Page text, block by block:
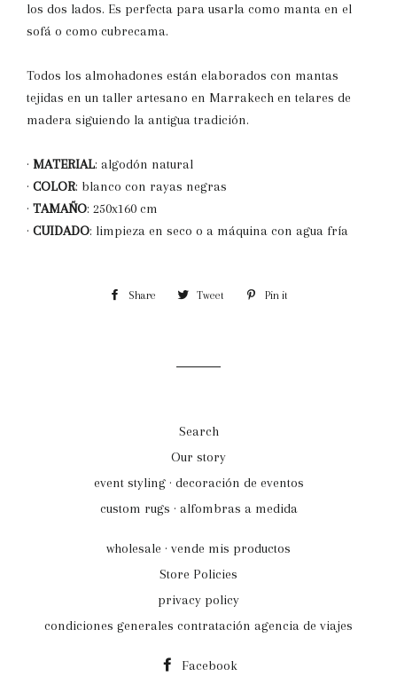
los dos lados. Es perfecta para usarla como manta en el
sofá o como cubrecama.
Todos los almohadones están elaborados con mantas
tejidas en un taller artesano en Marrakech en telares de
madera siguiendo la antigua tradición.
· MATERIAL: algodón natural
· COLOR: blanco con rayas negras
· TAMAÑO: 250x160 cm
· CUIDADO: limpieza en seco o a máquina con agua fría
Share Share Tweet Tweet Pin it
Search
Our story
event styling · decoración de eventos
custom rugs · alfombras a medida
wholesale · vende mis productos
Store Policies
privacy policy
condiciones generales contratación agencia de viajes
Facebook